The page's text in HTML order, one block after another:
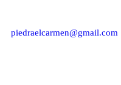
piedraelcarmen@gmail.com